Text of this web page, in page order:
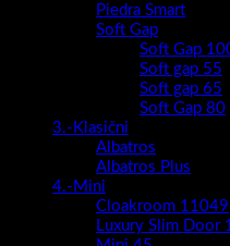
Piedra Smart
Soft Gap
Soft Gap
Soft gap 55
Soft gap 65
Soft Gap 80
3.-Klasični
Albatros
Albatros Plus
4.-Mini
Cloakroom 11049
Luxury Slim Door